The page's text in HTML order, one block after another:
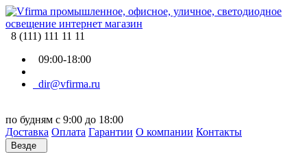
8 (111) 111 11 11
09:00-18:00
dir@vfirma.ru
по будням с 9:00 до 18:00
Доставка Оплата Гарантии О компании Контакты
Везде